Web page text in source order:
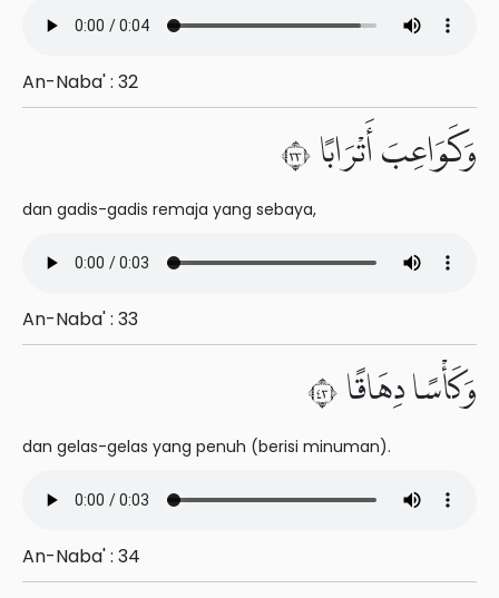
An-Naba' : 32
وَكَوَاعِبَ أَتْرَابًا ٣٣
dan gadis-gadis remaja yang sebaya,
An-Naba' : 33
وَكَأْسًا دِهَاقًا ٣٤
dan gelas-gelas yang penuh (berisi minuman).
An-Naba' : 34